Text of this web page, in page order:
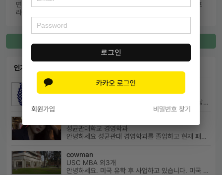
로그인
회원가입 비밀번호 찾기
면접 조언,  입시 정보 조언,  지원 전략 조언,  진로 조언,  캠퍼스 오프
라인 투어,  학교 소개,  학습 방법 조언
인기 커넥팅
서울대학교 경제학부
대치동에서 자기소개서 및 면접에 대한 구체적인 상담 진행하고 있습니다....
성균관대학교 경영학과
안녕하세요 성균관대 경영학과를 졸업하고 현재 패션 회사 기획자로 있습니...
cowman
USC MBA 외3개
안녕하세요. 미국 유학 후 사업하고 있습니다. 미국 유학 관련 전반...